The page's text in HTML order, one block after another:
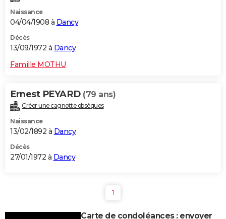
Naissance
04/04/1908 à Dancy
Décès
13/09/1972 à Dancy
Famille MOTHU
Ernest PEYARD (79 ans)
Créer une cagnotte obsèques
Naissance
13/02/1892 à Dancy
Décès
27/01/1972 à Dancy
1
Carte de condoléances : envoyer